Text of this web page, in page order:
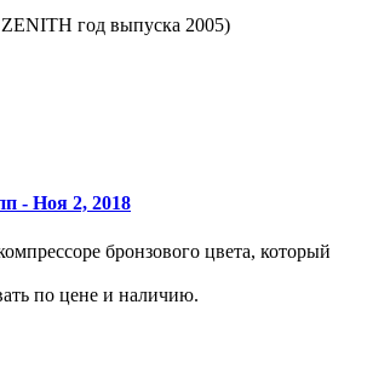
год выпуска 2005)
- Ноя 2, 2018
бронзового цвета, который
по цене и наличию.